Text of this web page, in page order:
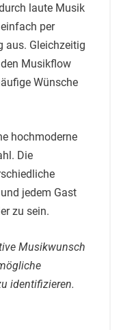
laute Musik
per
aus. Gleichzeitig
Musikflow
Wünsche
hochmoderne
Die
jedem Gast
zu sein.
Musikwunsch
identifizieren.